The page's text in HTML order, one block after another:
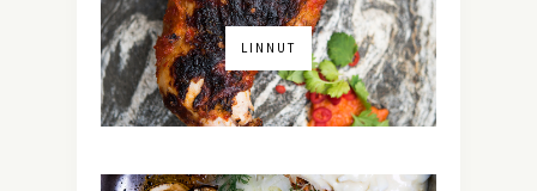
LINNUT